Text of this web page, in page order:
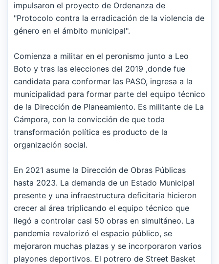
impulsaron el proyecto de Ordenanza de
"Protocolo contra la erradicación de la violencia de
género en el ámbito municipal".
Comienza a militar en el peronismo junto a Leo
Boto y tras las elecciones del 2019 ,donde fue
candidata para conformar las PASO, ingresa a la
municipalidad para formar parte del equipo técnico
de la Dirección de Planeamiento. Es militante de La
Cámpora, con la convicción de que toda
transformación política es producto de la
organización social.
En 2021 asume la Dirección de Obras Públicas
hasta 2023. La demanda de un Estado Municipal
presente y una infraestructura deficitaria hicieron
crecer al área triplicando el equipo técnico que
llegó a controlar casi 50 obras en simultáneo. La
pandemia revalorizó el espacio público, se
mejoraron muchas plazas y se incorporaron varios
playones deportivos. El potrero de Street Basket